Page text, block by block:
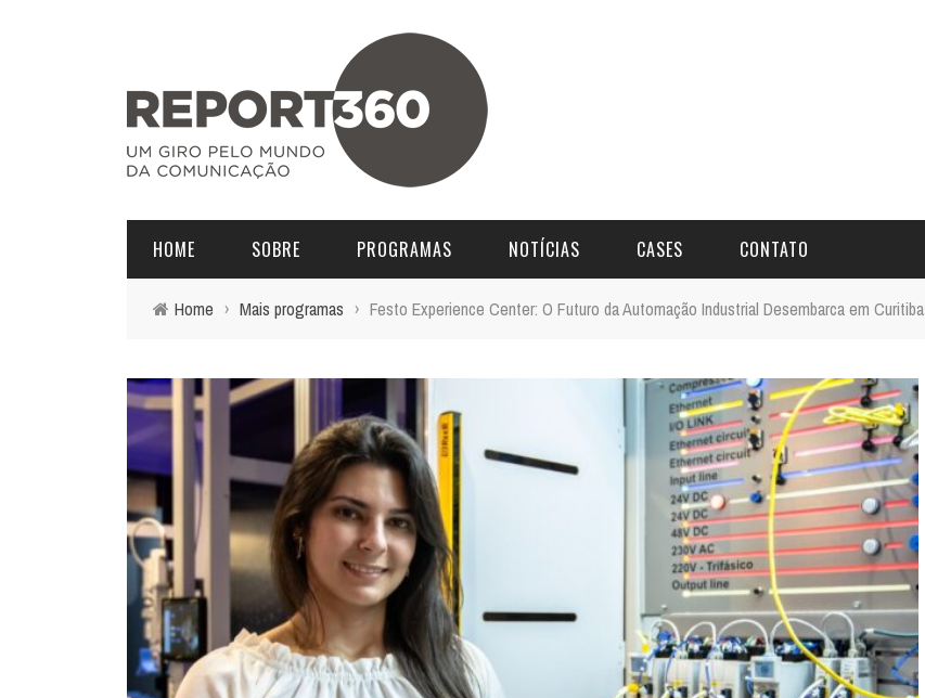
HOME SOBRE PROGRAMAS NOTÍCIAS CASES CONTATO
Home › Mais programas › Festo Experience Center: O Futuro da Automação Industrial Desembarca em Curitiba